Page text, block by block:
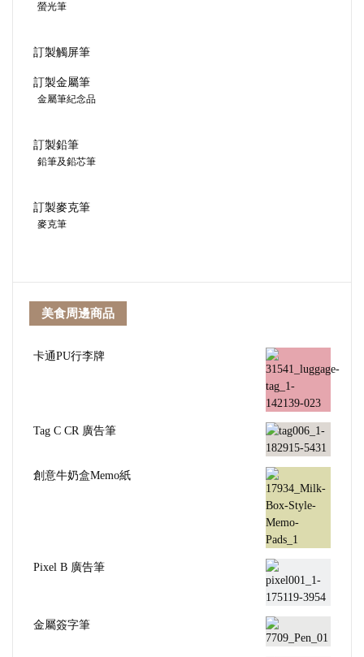
螢光筆
訂製觸屏筆
訂製金屬筆
金屬筆紀念品
訂製鉛筆
鉛筆及鉛芯筆
訂製麥克筆
麥克筆
美食周邊商品
卡通PU行李牌
Tag C CR 廣告筆
創意牛奶盒Memo紙
Pixel B 廣告筆
金屬簽字筆